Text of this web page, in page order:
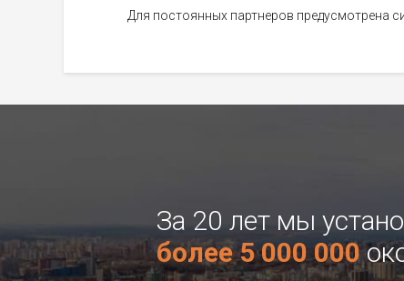
Для постоянных партнеров предусмотрена
За 20 лет мы
более 5 000 000